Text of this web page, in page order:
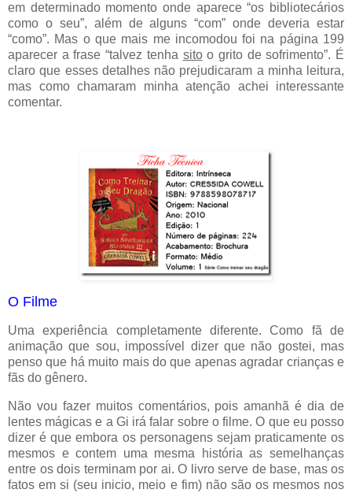
em determinado momento onde aparece “os bibliotecários
como o seu”, além de alguns “com” onde deveria estar
“como”. Mas o que mais me incomodou foi na página 199
aparecer a frase “talvez tenha sitoo grito de sofrimento”. É
claro que esses detalhes não prejudicaram a minha leitura,
mas como chamaram minha atenção achei interessante
comentar.
O Filme
Uma experiência completamente diferente. Como fã de
animação que sou, impossível dizer que não gostei, mas
penso que há muito mais do que apenas agradar crianças e
fãs do gênero.
Não vou fazer muitos comentários, pois amanhã é dia de
lentes mágicas e a Gi irá falar sobre o filme. O que eu posso
dizer é que embora os personagens sejam praticamente os
mesmos e contem uma mesma história as semelhanças
entre os dois terminam por ai. O livro serve de base, mas os
fatos em si (seu inicio, meio e fim) não são os mesmos nos